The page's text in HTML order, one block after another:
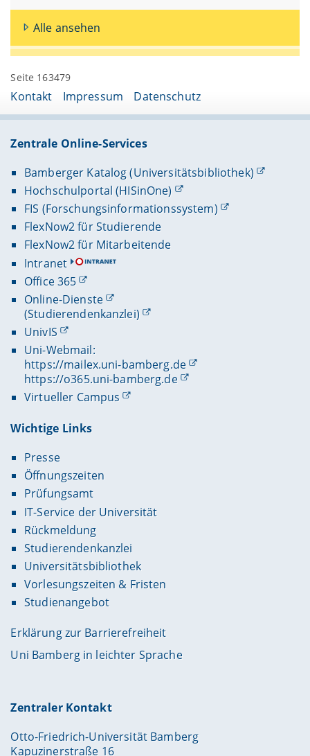
Alle ansehen
Seite 163479
Kontakt Impressum Datenschutz
Zentrale Online-Services
Bamberger Katalog (Universitätsbibliothek)
Hochschulportal (HISinOne)
FIS (Forschungsinformationssystem)
FlexNow2 für Studierende
FlexNow2 für Mitarbeitende
Intranet
Office 365
Online-Dienste
(Studierendenkanzlei)
UnivIS
Uni-Webmail:
https://mailex.uni-bamberg.de
https://o365.uni-bamberg.de
Virtueller Campus
Wichtige Links
Presse
Öffnungszeiten
Prüfungsamt
IT-Service der Universität
Rückmeldung
Studierendenkanzlei
Universitätsbibliothek
Vorlesungszeiten & Fristen
Studienangebot
Erklärung zur Barrierefreiheit
Uni Bamberg in leichter Sprache
Zentraler Kontakt
Otto-Friedrich-Universität Bamberg
Kapuzinerstraße 16